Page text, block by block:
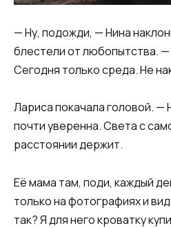
​— Ну, подожди, — Нина
блестели от любопытства.
Сегодня только среда. Не
​Лариса покачала головой. —
почти уверенна. Света с
расстоянии держит.
Её мама там, поди, каждый
только на фотографиях и
так? Я для него кроватку